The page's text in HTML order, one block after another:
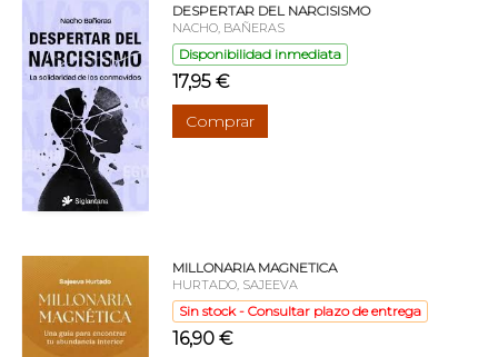
DESPERTAR DEL NARCISISMO
NACHO, BAÑERAS
Disponibilidad inmediata
17,95 €
Comprar
MILLONARIA MAGNETICA
HURTADO, SAJEEVA
Sin stock - Consultar plazo de entrega
16,90 €